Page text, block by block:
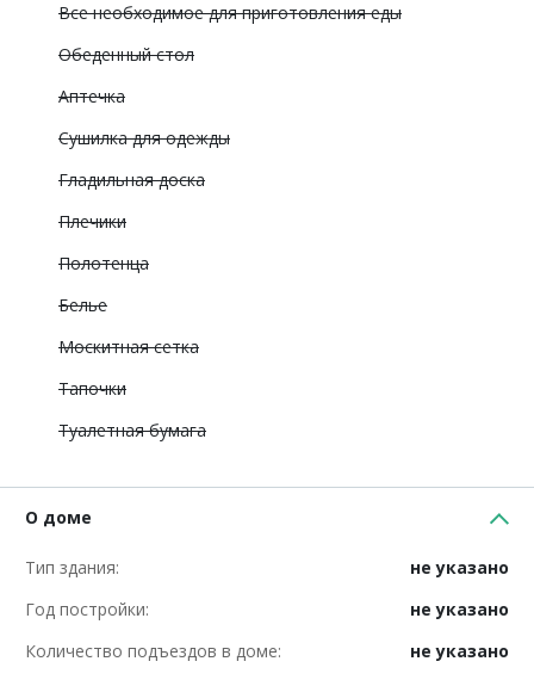
Все необходимое для приготовления еды
Обеденный стол
Аптечка
Сушилка для одежды
Гладильная доска
Плечики
Полотенца
Белье
Москитная сетка
Тапочки
Туалетная бумага
О доме
Тип здания:
не указано
Год постройки:
не указано
Количество подъездов в доме:
не указано